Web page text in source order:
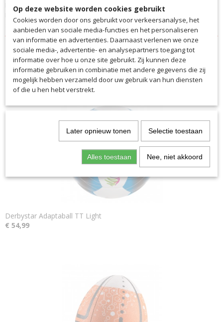
Productcode leverancier
287980-2100
PU materiaal en voorzien van een speciale latex-blaas.
Eigenschappen: Sterk verminderd springgedrag. Goede
speeleigenschappen. Duurzaam.
Ook interessant
Derbystar Adaptaball TT Light
€ 54,99
Op deze website worden cookies gebruikt
Cookies worden door ons gebruikt voor verkeersanalyse, het
aanbieden van sociale media-functies en het personaliseren
van informatie en advertenties. Daarnaast verlenen we onze
sociale media-, advertentie- en analysepartners toegang tot
informatie over hoe u onze site gebruikt. Zij kunnen deze
informatie gebruiken in combinatie met andere gegevens die zij
mogelijk hebben verzameld door uw gebruik van hun diensten
of die u hen hebt verstrekt.
Later opnieuw tonen Selectie toestaan
Alles toestaan Nee, niet akkoord